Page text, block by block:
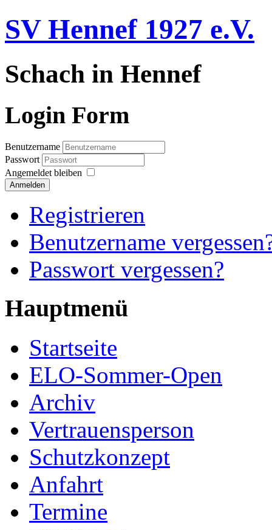
SV Hennef 1927 e.V.
Schach in Hennef
Login Form
Benutzername
Passwort
Angemeldet bleiben
Anmelden
Registrieren
Benutzername
Passwort vergessen?
Hauptmenü
Startseite
ELO-Sommer-Open
Archiv
Vertrauensperson
Schutzkonzept
Anfahrt
Termine